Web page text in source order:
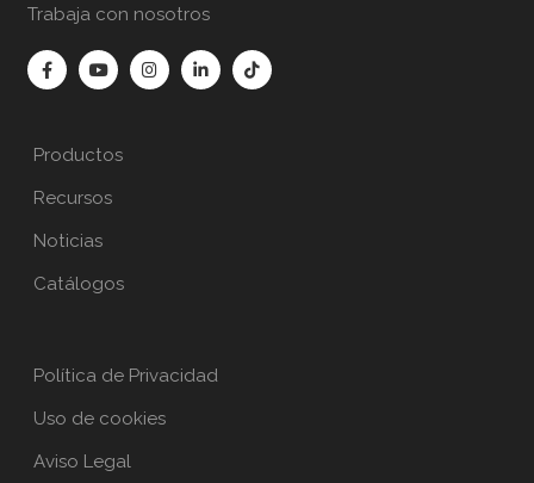
Trabaja con nosotros
Productos
Recursos
Noticias
Catálogos
Política de Privacidad
Uso de cookies
Aviso Legal